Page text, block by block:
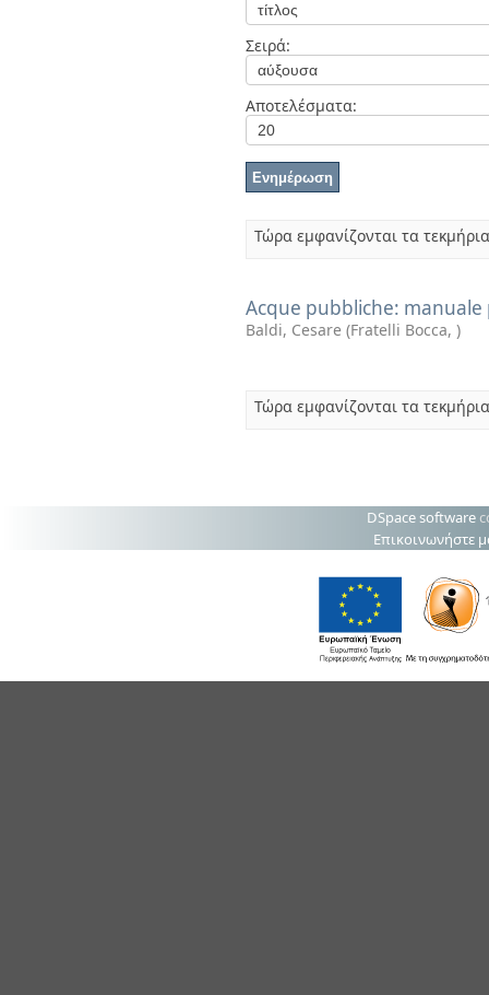
Σειρά:
Αποτελέσματα:
Τώρα εμφανίζονται τα
Acque pubbliche:
Baldi, Cesare (Fratelli Bocca, )
Τώρα εμφανίζονται τα
DSpace software
Επικοινωνήστε